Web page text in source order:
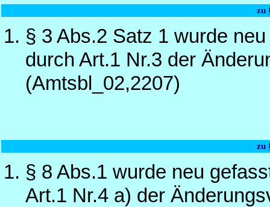
zu
§ 3 Abs.2 Satz 1 wurde
durch Art.1 Nr.3 der
(Amtsbl_02,2207)
zu
§ 8 Abs.1 wurde neu
Art.1 Nr.4 a) der